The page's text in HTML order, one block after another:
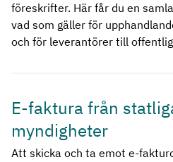
föreskrifter. Här får du en
vad som gäller för
och för leverantörer till
E-faktura från
myndigheter
Att skicka och ta emot e-